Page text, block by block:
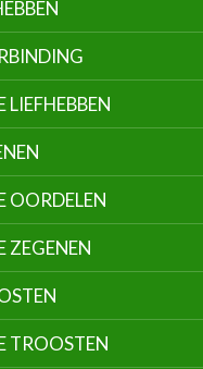
LIEFHEBBEN
OORDELEN
ZEGENEN
TROOSTEN